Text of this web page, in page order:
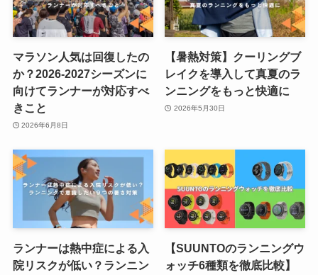
マラソン人気は回復したの
か？2026-2027シーズンに
向けてランナーが対応すべ
きこと
2026年6月8日
【暑熱対策】クーリングブ
レイクを導入して真夏のラ
ンニングをもっと快適に
2026年5月30日
ランナーは熱中症による入
院リスクが低い？ランニン
【SUUNTOのランニングウ
ォッチ6種類を徹底比較】